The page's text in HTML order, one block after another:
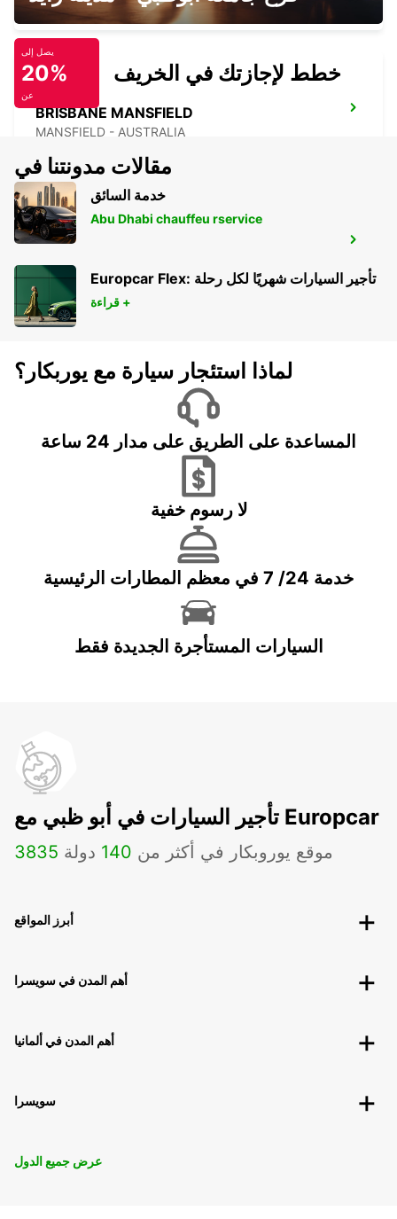
BRISBANE MANSFIELD
MANSFIELD - AUSTRALIA
BRISBANE CANNON HILL
TINGALPA - AUSTRALIA
يصل إلى
20%
عن
خطط لإجازتك في الخريف
مقالات مدونتنا في
خدمة السائق
Abu Dhabi chauffeu rservice
Europcar Flex: تأجير السيارات شهريًا لكل رحلة
قراءة +
لماذا استئجار سيارة مع يوربكار؟
المساعدة على الطريق على مدار 24 ساعة
لا رسوم خفية
خدمة 24/ 7 في معظم المطارات الرئيسية
السيارات المستأجرة الجديدة فقط
تأجير السيارات في أبو ظبي مع Europcar
3835 موقع يوروبكار في أكثر من 140 دولة
أبرز المواقع
أهم المدن في سويسرا
أهم المدن في ألمانيا
سويسرا
عرض جميع الدول